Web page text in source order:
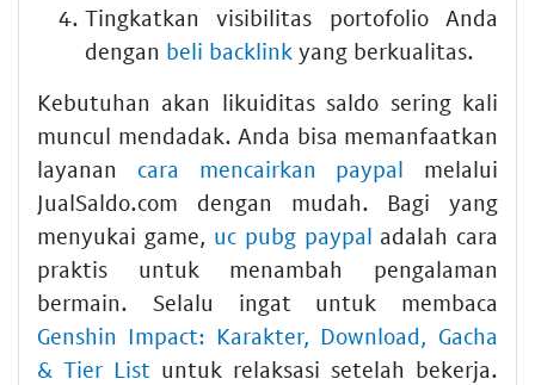
Tingkatkan visibilitas portofolio Anda
dengan beli backlink yang berkualitas.
Kebutuhan akan likuiditas saldo sering kali
muncul mendadak. Anda bisa memanfaatkan
layanan cara mencairkan paypal melalui
JualSaldo.com dengan mudah. Bagi yang
menyukai game, uc pubg paypal adalah cara
praktis untuk menambah pengalaman
bermain. Selalu ingat untuk membaca
Genshin Impact: Karakter, Download, Gacha
& Tier List untuk relaksasi setelah bekerja.